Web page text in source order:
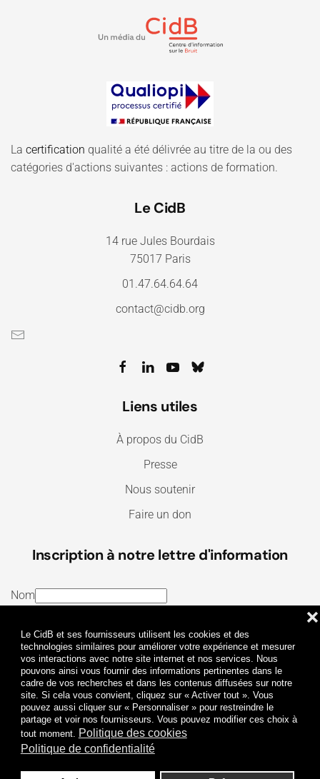
Le CidB et ses fournisseurs utilisent les cookies et des
technologies similaires pour améliorer votre expérience et mesurer
vos interactions avec notre site internet et nos services. Nous
pouvons ainsi vous fournir des informations pertinentes dans le
cadre de vos recherches et dans les contenus diffusées sur notre
site. Si cela vous convient, cliquez sur « Activer tout ». Vous
pouvez aussi cliquer sur « Personnaliser » pour restreindre le
partage et voir nos fournisseurs. Vous pouvez modifier ces choix à
tout moment. Politique des cookies
Politique de confidentialité
❌
La certification qualité a été délivrée au titre de la ou des
catégories d'actions suivantes : actions de formation.
Le CidB
14 rue Jules Bourdais
75017 Paris
01.47.64.64.64
contact@cidb.org
Liens utiles
À propos du CidB
Presse
Nous soutenir
Faire un don
Inscription à notre lettre d'information
Nom
J’ai lu et j’accepte lesTermes et conditionset la
Politique de confidentialité
Je m'abonne